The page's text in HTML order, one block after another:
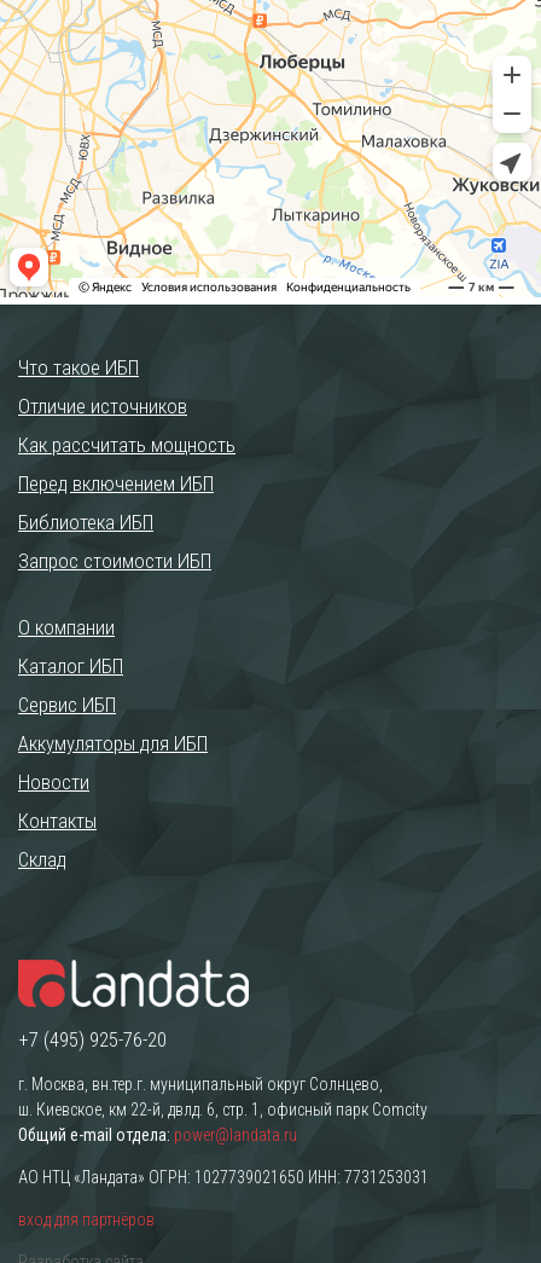
Что такое ИБП
Отличие источников
Как рассчитать мощность
Перед включением ИБП
Библиотека ИБП
Запрос стоимости ИБП
О компании
Каталог ИБП
Сервис ИБП
Аккумуляторы для ИБП
Новости
Контакты
Склад
+7 (495) 925-76-20
г. Москва, вн.тер.г. муниципальный округ Солнцево,
ш. Киевское, км 22-й, двлд. 6, стр. 1, офисный парк Comcity
Общий e-mail отдела: power@landata.ru
АО НТЦ «Ландата» ОГРН: 1027739021650 ИНН: 7731253031
вход для партнёров